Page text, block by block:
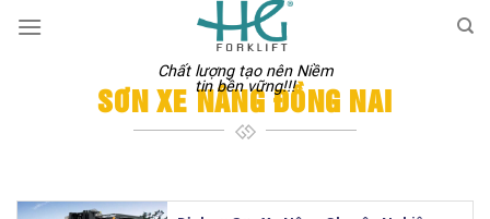
Chất lượng tạo nên Niềm
tin bền vững!!!
SƠN XE NÂNG ĐỒNG NAI